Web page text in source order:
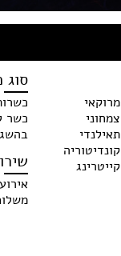
מרוקאי
צמחוני
תאילנדי
קונדיטוריה
קייטרינג
סוג
כשר